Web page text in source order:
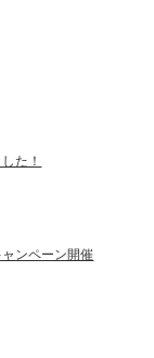
た！
ャンペーン開催